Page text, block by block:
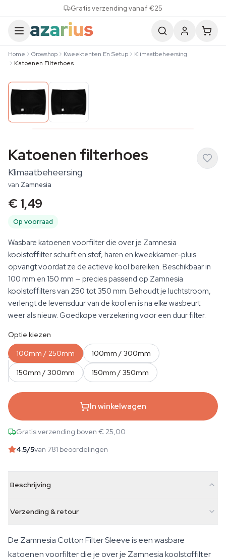
Gratis verzending vanaf €25
Home Growshop Kweektenten En Setup
Klimaatbeheersing
Katoenen Filterhoes
Katoenen filterhoes
Klimaatbeheersing
van Zamnesia
€ 1,49
Op voorraad
Wasbare katoenen voorfilter die over je Zamnesia
koolstoffilter schuift en stof, haren en kweekkamer-pluis
opvangt voordat ze de actieve kool bereiken. Beschikbaar in
100 mm en 150 mm — precies passend op Zamnesia
koolstoffilters van 250 tot 350 mm. Behoudt je luchtstroom,
verlengt de levensduur van de kool en is na elke wasbeurt
weer als nieuw. Goedkope verzekering voor een duur filter.
AANTAL
Optie kiezen
100mm / 250mm 100mm / 300mm
150mm / 300mm 150mm / 350mm
In winkelwagen
Gratis verzending boven € 25,00
4.5/5van 781 beoordelingen
Beschrijving
Verzending & retour
De Zamnesia Cotton Filter Sleeve is een wasbare
katoenen voorfilter die je over je Zamnesia koolstoffilter